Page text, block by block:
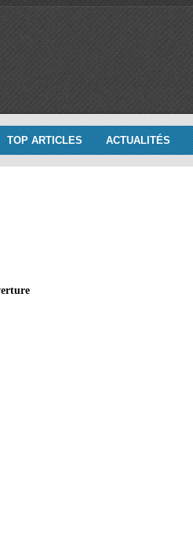
TOP ARTICLES ACTUALITÉS